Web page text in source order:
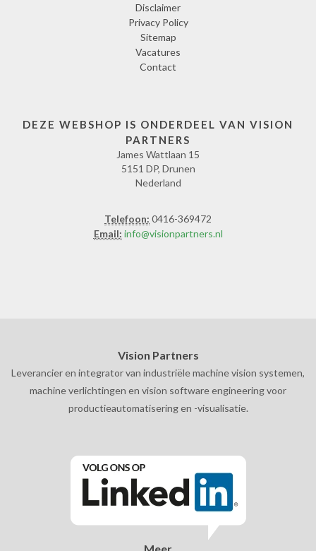
Disclaimer
Privacy Policy
Sitemap
Vacatures
Contact
DEZE WEBSHOP IS ONDERDEEL VAN VISION
PARTNERS
James Wattlaan 15
5151 DP, Drunen
Nederland
Telefoon: 0416-369472
Email: info@visionpartners.nl
Vision Partners
Leverancier en integrator van industriële machine vision systemen,
machine verlichtingen en vision software engineering voor
productieautomatisering en -visualisatie.